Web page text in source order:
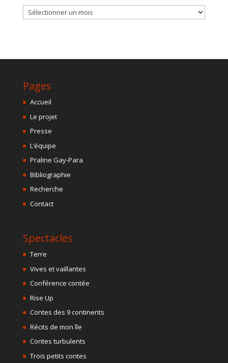
Archives
Pages
Accueil
Le projet
Presse
L’équipe
Praline Gay-Para
Bibliographie
Recherche
Contact
Spectacles
Terre
Vives et vaillantes
Conférence contée
Rise Up
Contes des 9 continents
Récits de mon île
Contes turbulents
Trois petits contes